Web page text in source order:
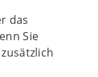
das
Sie